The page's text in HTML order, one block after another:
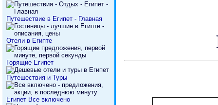
Путешествие в Египет - Главная
Отели в Египте
Горящие Египет
Путешествия и Туры
Египет Все включено